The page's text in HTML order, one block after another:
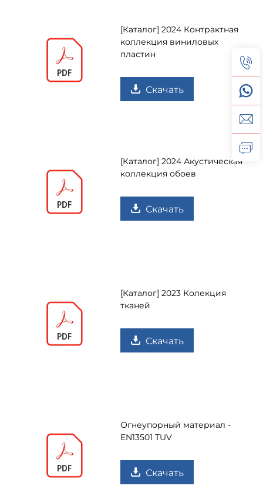
[Каталог] 2024 Контрактная
коллекция виниловых
пластин
Скачать
[Каталог] 2024 Акустическая
коллекция обоев
Скачать
[Каталог] 2023 Колекция
тканей
Скачать
Огнеупорный материал -
EN13501 TUV
Скачать